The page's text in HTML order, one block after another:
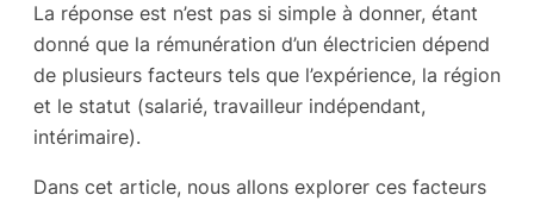
La réponse est n’est pas si simple à donner, étant
donné que la rémunération d’un électricien dépend
de plusieurs facteurs tels que l’expérience, la région
et le statut (salarié, travailleur indépendant,
intérimaire).
Dans cet article, nous allons explorer ces facteurs